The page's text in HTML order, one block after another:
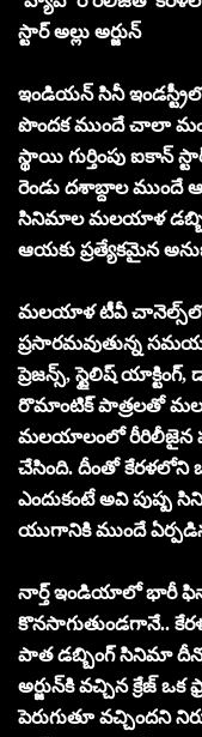
స్టార్ అల్లు అర్జున్
ఇండియ‌న్ సినీ
పొంద‌క ముందే చాలా
స్థాయి గుర్తింపు ఐకాన్
రెండు ద‌శాబ్దాల ముందే
సినిమాల మ‌ల‌యాళ డ‌బ్బింగ్
ఆయ‌కు ప్ర‌త్యేక‌మైన
మ‌ల‌యాళ టీవీ చానెల్స్‌లో
ప్ర‌సార‌మ‌వుతున్న
ప్రెజ‌న్స్‌, స్టైలిష్
రొమాంటిక్ పాత్ర‌ల‌తో మ‌ల‌యాళ
మ‌ల‌యాలంలో రీరిలీజైన
చేసింది. దీంతో కేర‌ళ‌లోని
ఎందుకంటే అవి
యుగానికి ముందే
నార్త్ ఇండియాలో భారీ
కొన‌సాగుతుండ‌గానే..
పాత డ‌బ్బింగ్ సినిమా
అర్జున్‌కి వ‌చ్చిన క్రేజ్
పెరుగుతూ వచ్చింద‌ని